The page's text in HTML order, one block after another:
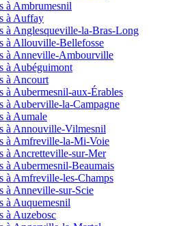
à Ambrumesnil
à Auffay
à Anglesqueville-la-Bras-Long
à Allouville-Bellefosse
à Anneville-Ambourville
à Aubéguimont
à Ancourt
à Aubermesnil-aux-Érables
à Auberville-la-Campagne
à Aumale
à Annouville-Vilmesnil
à Amfreville-la-Mi-Voie
à Ancretteville-sur-Mer
à Aubermesnil-Beaumais
à Amfreville-les-Champs
à Anneville-sur-Scie
à Auquemesnil
à Auzebosc